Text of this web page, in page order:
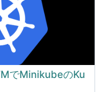
でMinikubeのKu